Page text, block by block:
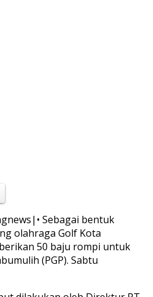
Sebagai bentuk
olahraga Golf Kota
50 baju rompi untuk
(PGP). Sabtu